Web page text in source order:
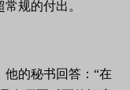
规的付出。
的秘书回答：“在